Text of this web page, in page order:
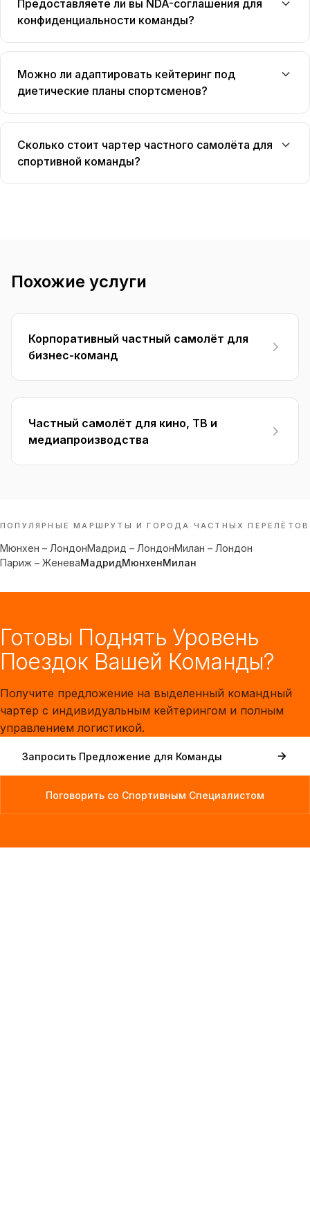
Предоставляете ли вы NDA-соглашения для
конфиденциальности команды?
Можно ли адаптировать кейтеринг под
диетические планы спортсменов?
Сколько стоит чартер частного самолёта для
спортивной команды?
Похожие услуги
Корпоративный частный самолёт для
бизнес-команд
Частный самолёт для кино, ТВ и
медиапроизводства
ПОПУЛЯРНЫЕ МАРШРУТЫ И ГОРОДА ЧАСТНЫХ ПЕРЕЛЁТОВ
Мюнхен – ЛондонМадрид – ЛондонМилан – Лондон
Париж – ЖеневаМадридМюнхенМилан
Готовы Поднять Уровень
Поездок Вашей Команды?
Получите предложение на выделенный командный
чартер с индивидуальным кейтерингом и полным
управлением логистикой.
Запросить Предложение для Команды
Поговорить со Спортивным Специалистом